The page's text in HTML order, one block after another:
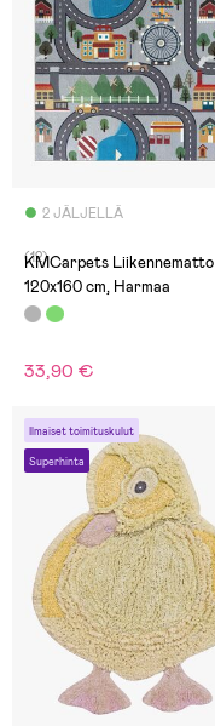
2 JÄLJELLÄ
(12)
KMCarpets Liikennematto
120x160 cm, Harmaa
33,90 €
Ilmaiset toimituskulut
Superhinta